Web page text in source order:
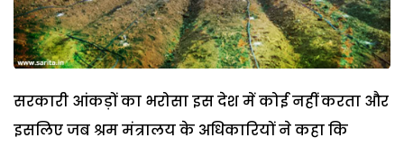
सरकारी आंकड़ों का भरोसा इस देश में कोई नहीं करता और
इसलिए जब श्रम मंत्रालय के अधिकारियों ने कहा कि